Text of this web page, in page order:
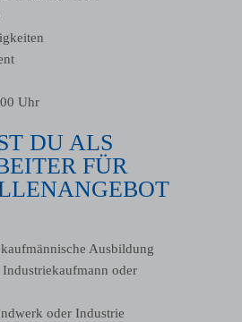
Uhr
DU ALS
FÜR
Ausbildung
oder
oder Industrie